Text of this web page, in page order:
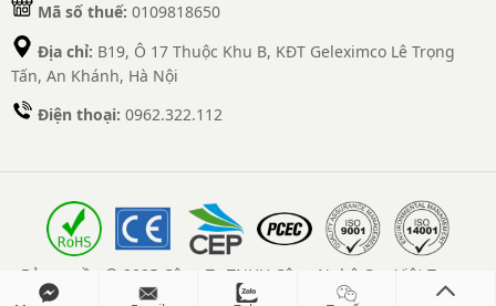
Mã số thuế: 0109818650
Địa chỉ: B19, Ô 17 Thuộc Khu B, KĐT Geleximco Lê Trọng
Tấn, An Khánh, Hà Nội
Điện thoại: 0962.322.112
Bản quyền © 2025 Công Ty TNHH Công Nghệ Cao Việt Trung.
Mọi quyền được bảo lưu.